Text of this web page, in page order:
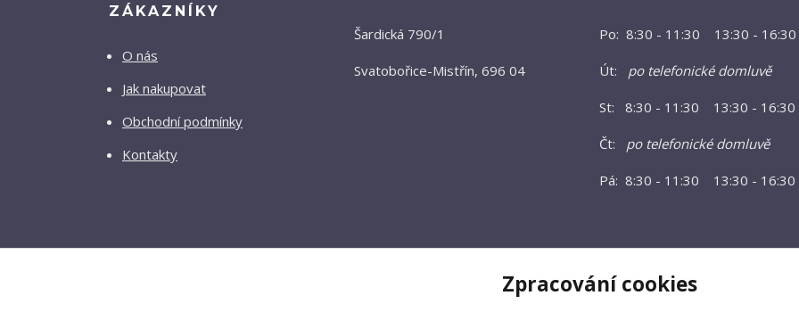
ZÁKAZNÍKY
O nás
Jak nakupovat
Obchodní podmínky
Kontakty
Šardická 790/1
Svatobořice-Mistřín, 696 04
Po: 8:30 - 11:30 13:30 - 16:30
Út: po telefonické domluvě
St: 8:30 - 11:30 13:30 - 16:30
Čt: po telefonické domluvě
Pá: 8:30 - 11:30 13:30 - 16:30
Zpracování cookies